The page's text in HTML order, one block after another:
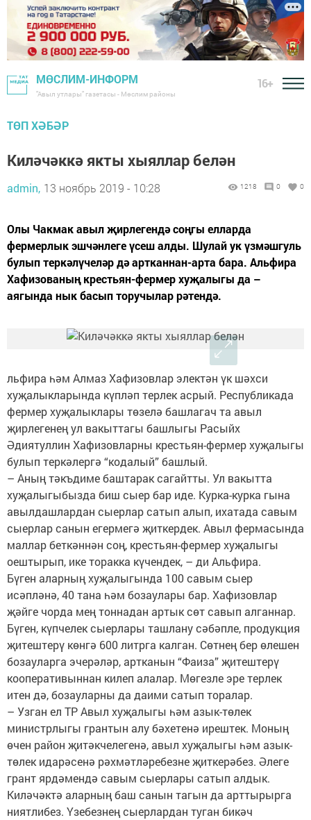
МӨСЛИМ-ИНФОРМ
"Авыл утлары" газетасы - Мөслим районы
16+
ТӨП ХӘБӘР
Киләчәккә якты хыяллар белән
admin, 13 ноябрь 2019 - 10:28 1218 0 0
Олы Чакмак авыл җирлегендә соңгы елларда
фермерлык эшчәнлеге үсеш алды. Шулай ук үзмәшгуль
булып теркәлүчеләр дә артканнан-арта бара. Альфира
Хафизованың крестьян-фермер хуҗалыгы да –
аягында нык басып торучылар рәтендә.
льфира һәм Алмаз Хафизовлар электән үк шәхси
хуҗалыкларында күпләп терлек асрый. Республикада
фермер хуҗалыклары төзелә башлагач та авыл
җирлегенең ул вакыттагы башлыгы Расыйх
Әдиятуллин Хафизовларны крестьян-фермер хуҗалыгы
булып теркәлергә “кодалый” башлый.
– Аның тәкъдиме баштарак сагайтты. Ул вакытта
хуҗалыгыбызда биш сыер бар иде. Курка-курка гына
авылдашлардан сыерлар сатып алып, ихатада савым
сыерлар санын егермегә җиткердек. Авыл фермасында
маллар беткәннән соң, крестьян-фермер хуҗалыгы
оештырып, ике торакка күчендек, – ди Альфира.
Бүген аларның хуҗалыгында 100 савым сыер
исәпләнә, 40 тана һәм бозаулары бар. Хафизовлар
җәйге чорда мең тоннадан артык сөт савып алганнар.
Бүген, күпчелек сыерлары ташлану сәбәпле, продукция
җитештерү көнгә 600 литрга калган. Сөтнең бер өлешен
бозауларга эчерәләр, артканын “Фаиза” җитештерү
кооперативыннан килеп алалар. Мөгезле эре терлек
итен дә, бозауларны да даими сатып торалар.
– Узган ел ТР Авыл хуҗалыгы һәм азык-төлек
министрлыгы грантын алу бәхетенә ирештек. Моның
өчен район җитәкчелегенә, авыл хуҗалыгы һәм азык-
төлек идарәсенә рәхмәтләребезне җиткерәбез. Әлеге
грант ярдәмендә савым сыерлары сатып алдык.
Киләчәктә аларның баш санын тагын да арттырырга
ниятлибез. Үзебезнең сыерлардан туган бикәч